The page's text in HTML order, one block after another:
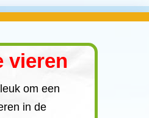
vieren
om een
in de